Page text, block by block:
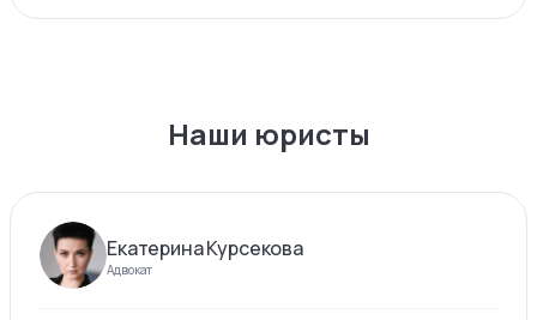
Наши юристы
Екатерина Курсекова
Адвокат